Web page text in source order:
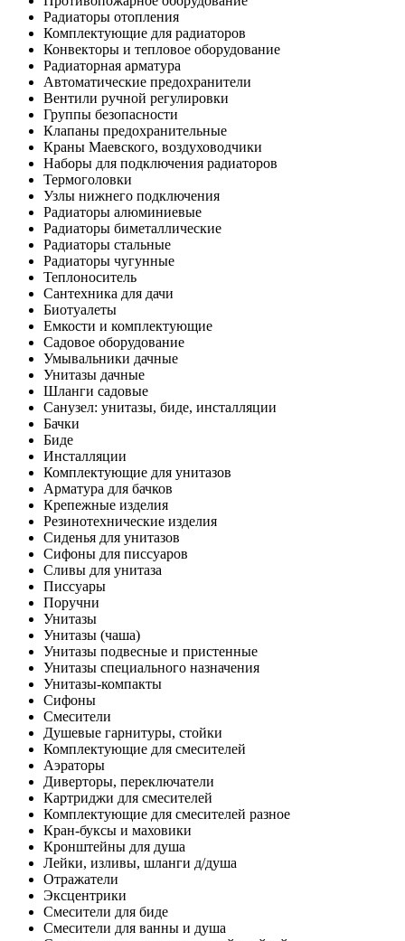
Радиаторы отопления
Комплектующие для радиаторов
Конвекторы и тепловое оборудование
Радиаторная арматура
Автоматические предохранители
Вентили ручной регулировки
Группы безопасности
Клапаны предохранительные
Краны Маевского, воздуховодчики
Наборы для подключения радиаторов
Термоголовки
Узлы нижнего подключения
Радиаторы алюминиевые
Радиаторы биметаллические
Радиаторы стальные
Радиаторы чугунные
Теплоноситель
Сантехника для дачи
Биотуалеты
Емкости и комплектующие
Садовое оборудование
Умывальники дачные
Унитазы дачные
Шланги садовые
Санузел: унитазы, биде, инсталляции
Бачки
Биде
Инсталляции
Комплектующие для унитазов
Арматура для бачков
Крепежные изделия
Резинотехнические изделия
Сиденья для унитазов
Сифоны для писсуаров
Сливы для унитаза
Писсуары
Поручни
Унитазы
Унитазы (чаша)
Унитазы подвесные и пристенные
Унитазы специального назначения
Унитазы-компакты
Сифоны
Смесители
Душевые гарнитуры, стойки
Комплектующие для смесителей
Аэраторы
Диверторы, переключатели
Картриджи для смесителей
Комплектующие для смесителей разное
Кран-буксы и маховики
Кронштейны для душа
Лейки, изливы, шланги д/душа
Отражатели
Эксцентрики
Смесители для биде
Смесители для ванны и душа